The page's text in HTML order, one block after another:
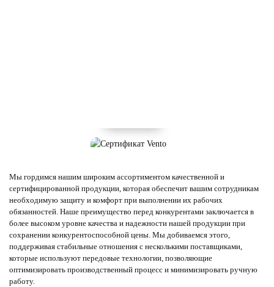
Мы гордимся нашим широким ассортиментом качественной и
сертифицированной продукции, которая обеспечит вашим сотрудникам
необходимую защиту и комфорт при выполнении их рабочих
обязанностей. Наше преимущество перед конкурентами заключается в
более высоком уровне качества и надежности нашей продукции при
сохранении конкурентоспособной цены. Мы добиваемся этого,
поддерживая стабильные отношения с несколькими поставщиками,
которые используют передовые технологии, позволяющие
оптимизировать производственный процесс и минимизировать ручную
работу.